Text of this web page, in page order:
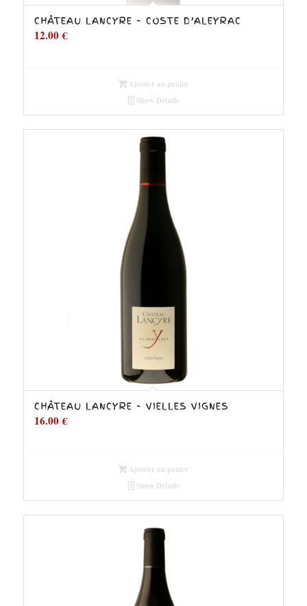
CHÂTEAU LANCYRE – COSTE D’ALEYRAC
12.00€
Ajouter au panier
Show Details
CHÂTEAU LANCYRE – VIELLES VIGNES
16.00€
Ajouter au panier
Show Details